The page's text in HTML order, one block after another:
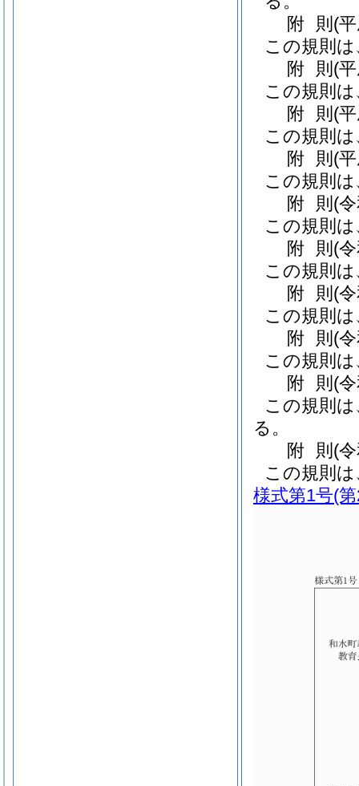
附 則 (
この規則
附 則 (
この規則
附 則 (
この規則
附 則 (
この規則
附 則 (
この規則
附 則 (
この規則
附 則 (
この規則
附 則 (
この規則
附 則 (
この規則
る。
附 則 (
この規則
様式第1号(